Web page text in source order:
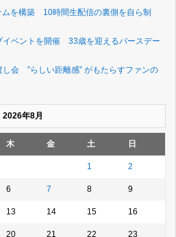
を構築 10時間生配信の裏側を自ら制
イベントを開催 33歳を迎えるバースデー
会 ”らしい距離感” がもたらすファンの
2026年8月
木 金 土 日
1 2
6 7 8 9
13 14 15 16
20 21 22 23